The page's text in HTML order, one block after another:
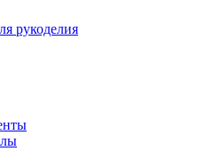
рукоделия